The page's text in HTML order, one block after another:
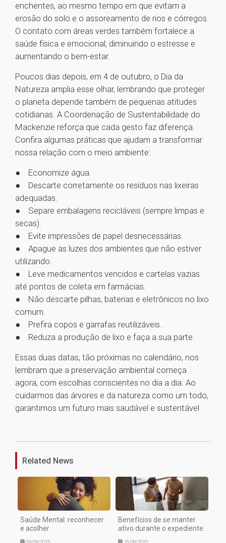
enchentes, ao mesmo tempo em que evitam a
erosão do solo e o assoreamento de rios e córregos.
O contato com áreas verdes também fortalece a
saúde física e emocional, diminuindo o estresse e
aumentando o bem-estar.
Poucos dias depois, em 4 de outubro, o Dia da
Natureza amplia esse olhar, lembrando que proteger
o planeta depende também de pequenas atitudes
cotidianas. A Coordenação de Sustentabilidade do
Mackenzie reforça que cada gesto faz diferença.
Confira algumas práticas que ajudam a transformar
nossa relação com o meio ambiente:
● Economize água.
● Descarte corretamente os resíduos nas lixeiras
adequadas.
● Separe embalagens recicláveis (sempre limpas e
secas).
● Evite impressões de papel desnecessárias.
● Apague as luzes dos ambientes que não estiver
utilizando.
● Leve medicamentos vencidos e cartelas vazias
até pontos de coleta em farmácias.
● Não descarte pilhas, baterias e eletrônicos no lixo
comum.
● Prefira copos e garrafas reutilizáveis.
● Reduza a produção de lixo e faça a sua parte.
Essas duas datas, tão próximas no calendário, nos
lembram que a preservação ambiental começa
agora, com escolhas conscientes no dia a dia. Ao
cuidarmos das árvores e da natureza como um todo,
garantimos um futuro mais saudável e sustentável
Related News
Saúde Mental: reconhecer
e acolher
09/09/2025
Benefícios de se manter
ativo durante o expediente
15/08/2025